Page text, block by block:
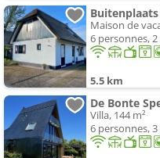
Buitenplaats
Maison de
6 personnes,
5.5 km
De Bonte
Villa, 144 m²
6 personnes,